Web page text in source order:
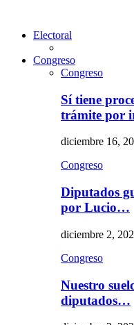
Electoral
Congreso
Congreso
Sí tiene
trámite por
diciembre 16,
Congreso
Diputados
por Lucio…
diciembre 2,
Congreso
Nuestro
diputados…